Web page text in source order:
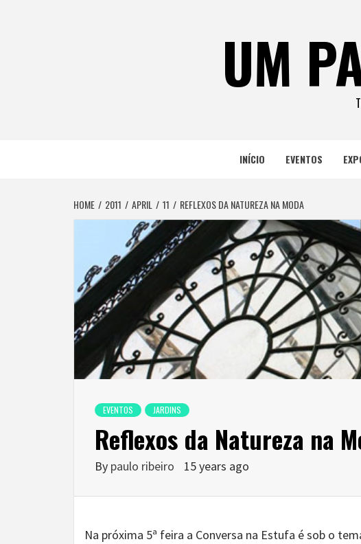
UM
INÍCIO EVENTOS
HOME 2011 APRIL 11 REFLEXOS DA NATUREZA NA MODA
EVENTOS JARDINS
Reflexos da Natureza na
By paulo ribeiro 15 years ago
Na próxima 5ª feira a Conversa na Estufa é sob o